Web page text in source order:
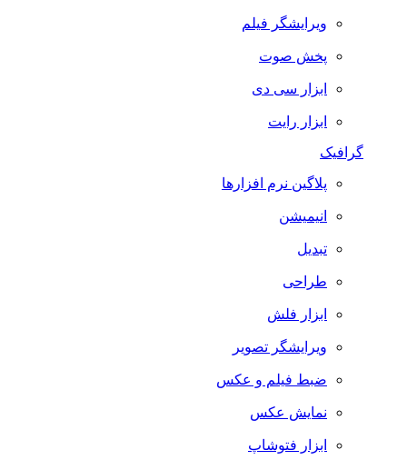
ویرایشگر فیلم
پخش صوت
ابزار سی دی
ابزار رایت
گرافیک
پلاگین نرم افزارها
انیمیشن
تبدیل
طراحی
ابزار فلش
ویرایشگر تصویر
ضبط فيلم و عكس
نمایش عکس
ابزار فتوشاپ